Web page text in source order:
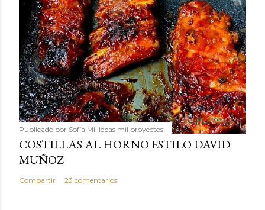
Publicado por Sofía Mil ideas mil proyectos
COSTILLAS AL HORNO ESTILO DAVID
MUÑOZ
Compartir 23 comentarios